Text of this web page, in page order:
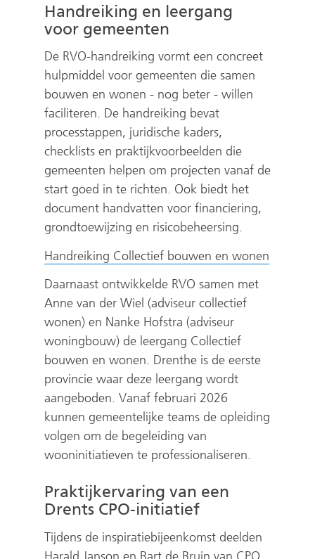
Handreiking en leergang
voor gemeenten
De RVO-handreiking vormt een concreet
hulpmiddel voor gemeenten die samen
bouwen en wonen - nog beter - willen
faciliteren. De handreiking bevat
processtappen, juridische kaders,
checklists en praktijkvoorbeelden die
gemeenten helpen om projecten vanaf de
start goed in te richten. Ook biedt het
document handvatten voor financiering,
grondtoewijzing en risicobeheersing.
Handreiking Collectief bouwen en wonen(
n
Daarnaast ontwikkelde RVO samen met
Anne van der Wiel (adviseur collectief
wonen) en Nanke Hofstra (adviseur
woningbouw) de leergang Collectief
bouwen en wonen. Drenthe is de eerste
provincie waar deze leergang wordt
aangeboden. Vanaf februari 2026
kunnen gemeentelijke teams de opleiding
volgen om de begeleiding van
wooninitiatieven te professionaliseren.
Praktijkervaring van een
Drents CPO-initiatief
Tijdens de inspiratiebijeenkomst deelden